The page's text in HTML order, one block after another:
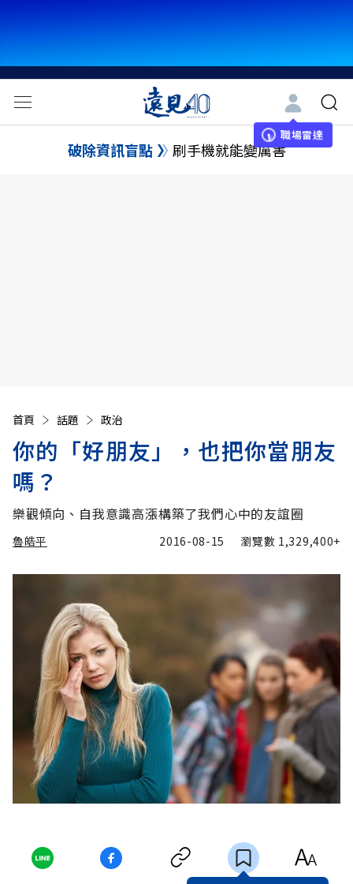
職場雷達
破除資訊盲點 刷手機就能變厲害
首頁 話題 政治
你的「好朋友」，也把你當朋友
嗎？
樂觀傾向、自我意識高漲構築了我們心中的友誼圈
魯皓平 2016-08-15 瀏覽數 1,329,400+